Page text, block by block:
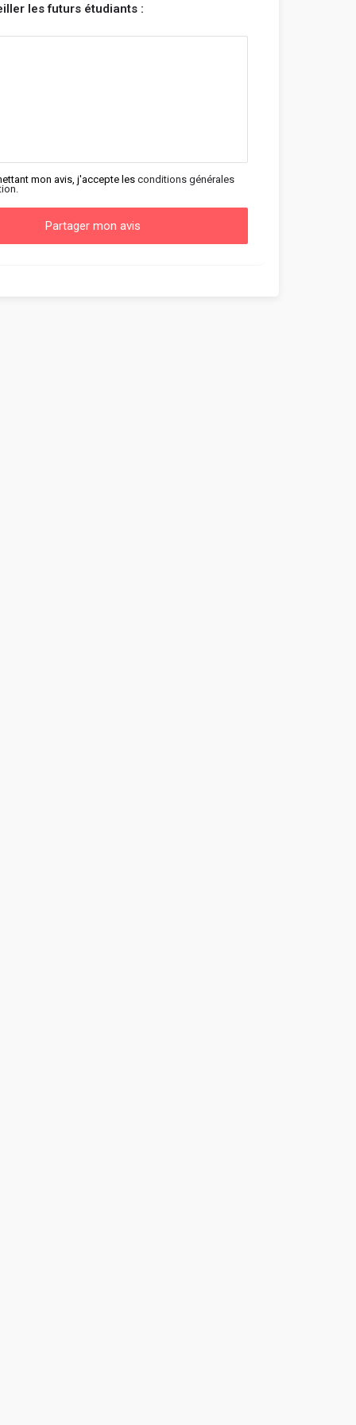
les futurs étudiants :
mon avis, j'accepte les conditions générales
Partager mon avis